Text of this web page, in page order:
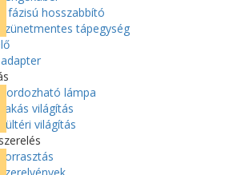
3 fázisú hosszabbító
Szünetmentes tápegység
Hordozható lámpa
Lakás világítás
Kültéri világítás
Forrasztás